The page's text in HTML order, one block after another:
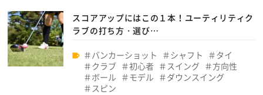
スコアアップにはこの１本！ユーティリティク
ラブの打ち方・選び…
バンカーショット シャフト
タイ
クラブ
初心者 スイング
方向性
ボール
モデル
ダウンスイング
スピン